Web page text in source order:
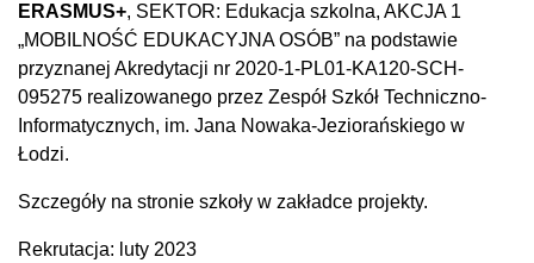
ERASMUS+, SEKTOR: Edukacja szkolna, AKCJA 1
„MOBILNOŚĆ EDUKACYJNA OSÓB” na podstawie
przyznanej Akredytacji nr 2020-1-PL01-KA120-SCH-
095275 realizowanego przez Zespół Szkół Techniczno-
Informatycznych, im. Jana Nowaka-Jeziorańskiego w
Łodzi.
Szczegóły na stronie szkoły w zakładce projekty.
Rekrutacja: luty 2023